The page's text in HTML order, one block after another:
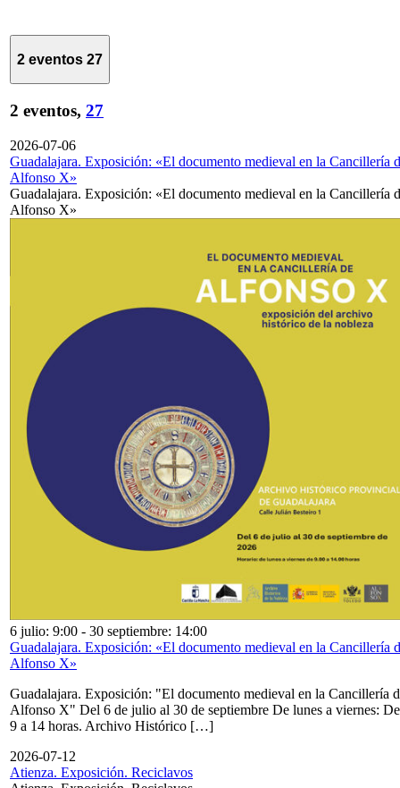
2 eventos 27
2 eventos, 27
2026-07-06
Guadalajara. Exposición: «El documento medieval en la Cancillería
Alfonso X»
Guadalajara. Exposición: «El documento medieval en la Cancillería
Alfonso X»
6 julio: 9:00 - 30 septiembre: 14:00
Guadalajara. Exposición: «El documento medieval en la Cancillería
Alfonso X»
Guadalajara. Exposición: "El documento medieval en la Cancillería
Alfonso X" Del 6 de julio al 30 de septiembre De lunes a viernes: De
9 a 14 horas. Archivo Histórico […]
2026-07-12
Atienza. Exposición. Reciclavos